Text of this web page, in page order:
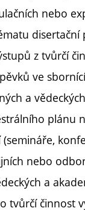
nebo
disertační
z tvůrčí
ve
a
plánu
nebo
a
tvůrčí činnost